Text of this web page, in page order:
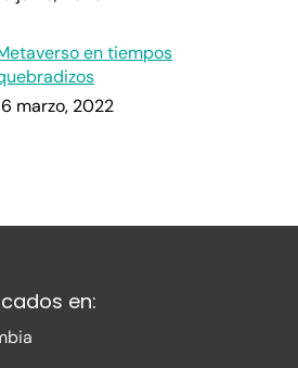
en tiempos
marzo, 2022
en: